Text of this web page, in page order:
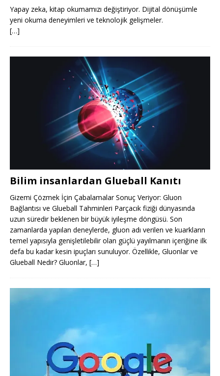
Yapay zeka, kitap okumamızı değiştiriyor. Dijital dönüşümle
yeni okuma deneyimleri ve teknolojik gelişmeler.
[…]
Bilim insanlardan Glueball Kanıtı
Gizemi Çözmek İçin Çabalamalar Sonuç Veriyor: Gluon
Bağlantısı ve Glueball Tahminleri Parçacık fiziği dünyasında
uzun süredir beklenen bir büyük iyileşme döngüsü. Son
zamanlarda yapılan deneylerde, gluon adı verilen ve kuarkların
temel yapısıyla genişletilebilir olan güçlü yayılmanın içeriğine ilk
defa bu kadar kesin ipuçları sunuluyor. Özellikle, Gluonlar ve
Glueball Nedir? Gluonlar, […]